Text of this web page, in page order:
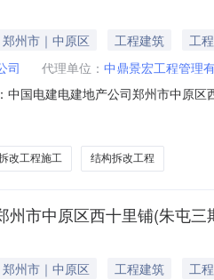
州市｜中原区 工程建筑
工程
司 代理单位： 中鼎景宏工程管理
中国电建电建地产公司郑州市中原
改工程施工 结构拆改工程
州市中原区西十里铺(朱屯
州市｜中原区 工程建筑
工程